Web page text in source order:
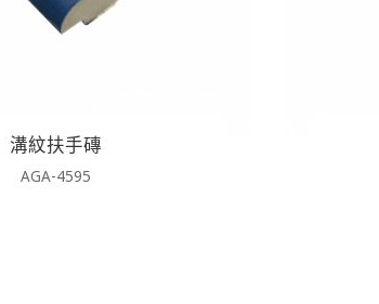
溝紋扶手磚
AGA-4595